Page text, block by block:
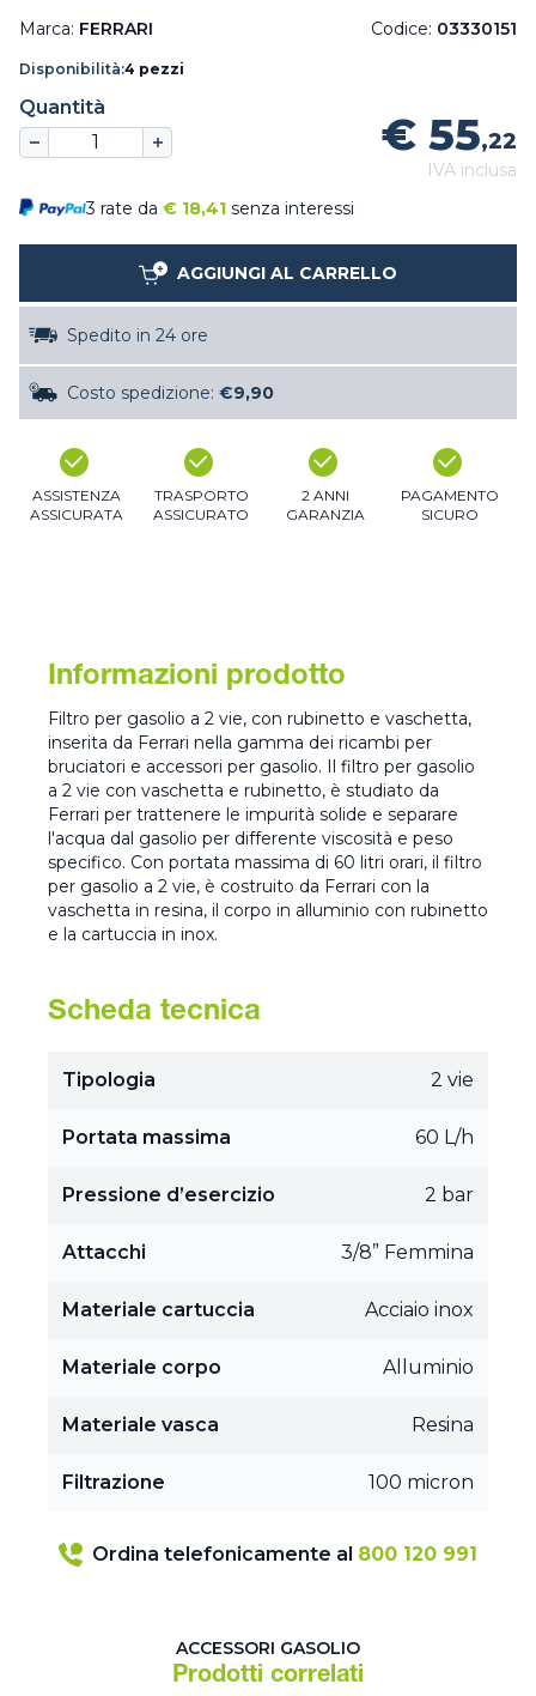
Marca: FERRARI Codice: 03330151
Disponibilità:4 pezzi
Quantità
€ 55,22
IVA inclusa
3 rate da € 18,41 senza interessi
AGGIUNGI AL CARRELLO
Spedito in 24 ore
Costo spedizione: €9,90
ASSISTENZA
ASSICURATA
TRASPORTO
ASSICURATO
2 ANNI
GARANZIA
PAGAMENTO
SICURO
Informazioni prodotto
Filtro per gasolio a 2 vie, con rubinetto e vaschetta,
inserita da Ferrari nella gamma dei ricambi per
bruciatori e accessori per gasolio. Il filtro per gasolio
a 2 vie con vaschetta e rubinetto, è studiato da
Ferrari per trattenere le impurità solide e separare
l'acqua dal gasolio per differente viscosità e peso
specifico. Con portata massima di 60 litri orari, il filtro
per gasolio a 2 vie, è costruito da Ferrari con la
vaschetta in resina, il corpo in alluminio con rubinetto
e la cartuccia in inox.
Scheda tecnica
Tipologia 2 vie
Portata massima 60 L/h
Pressione d’esercizio 2 bar
Attacchi 3/8” Femmina
Materiale cartuccia Acciaio inox
Materiale corpo Alluminio
Materiale vasca Resina
Filtrazione 100 micron
Ordina telefonicamente al 800 120 991
ACCESSORI GASOLIO
Prodotti correlati